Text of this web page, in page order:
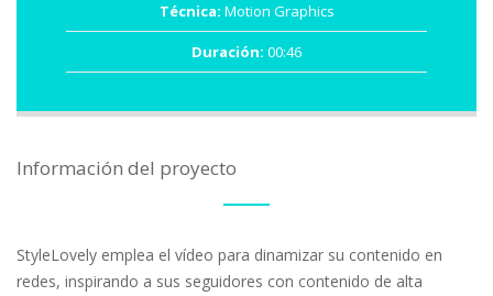
Técnica: Motion Graphics
Duración: 00:46
Información del proyecto
StyleLovely emplea el vídeo para dinamizar su contenido en
redes, inspirando a sus seguidores con contenido de alta